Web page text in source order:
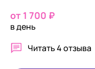
от 1 700 ₽
в день
Читать4 отзыва